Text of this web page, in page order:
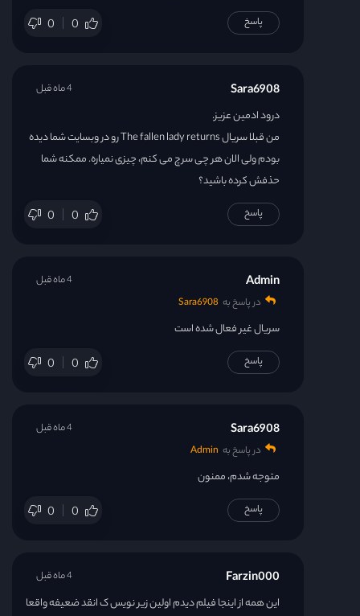
0 0 پاسخ
Sara6908
درود ادمین عزیز.
من قبلا سریال The fallen lady returns رو در وبسایت شما دیده
بودم ولی الان هر چی سرچ می کنم، چیزی نمیاره. ممکنه شما
حذفش کرده باشید؟
0 0
4 ماه قبل
پاسخ
Admin
در پاسخ به Sara6908
سریال غیر فعال شده است
0 0
4 ماه قبل
پاسخ
Sara6908
در پاسخ به Admin
متوجه شدم، ممنون
0 0
4 ماه قبل
پاسخ
Farzin000
این همه از اینجا فیلم دیدم اولین زیر نویس ک انقد ضعیفه واقعا
4 ماه قبل